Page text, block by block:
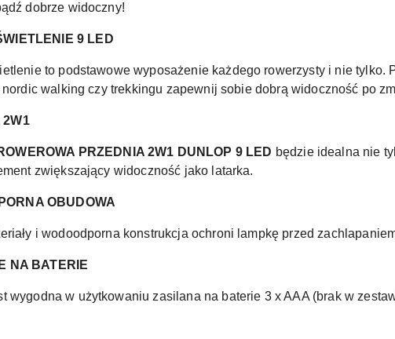
dobrze widoczny!
9 LED
to podstawowe wyposażenie każdego rowerzysty i nie tylko.
walking czy trekkingu zapewnij sobie dobrą widoczność po
2W1
PRZEDNIA 2W1 DUNLOP 9 LED będzie idealna nie
zwiększający widoczność jako latarka.
OBUDOWA
i wodoodporna konstrukcja ochroni lampkę przed
NA BATERIE
wygodna w użytkowaniu zasilana na baterie 3 x AAA (brak w